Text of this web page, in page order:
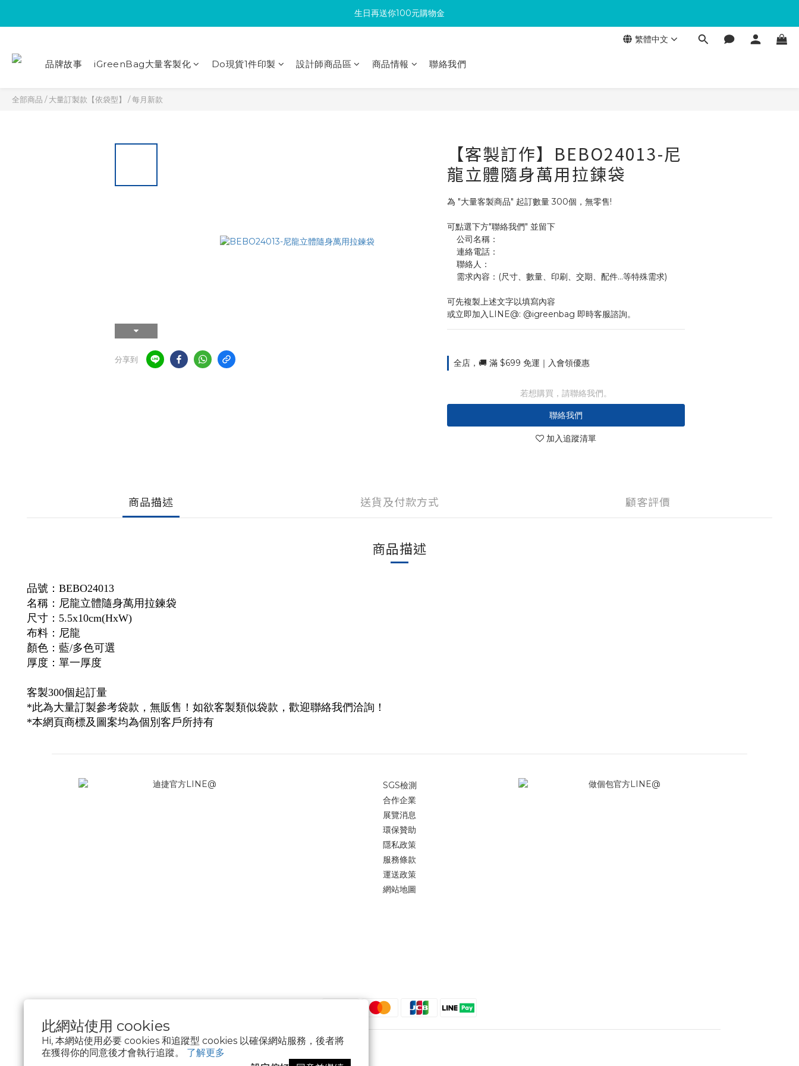
此網站使用 cookies
Hi, 本網站使用必要 cookies 和追蹤型 cookies 以確保網站服務，後者將
在獲得你的同意後才會執行追蹤。 了解更多
滿300回饋10%購物金
生日再送你100元購物金
滿300回饋10%購物金
繁體中文
品牌故事 iGreenBag大量客製化 Do現貨1件印製 設計師商品區 商品情報 聯絡我們
全部商品 /大量訂製款【依袋型】 /每月新款
分享到
【客製訂作】BEBO24013-尼
龍立體隨身萬用拉鍊袋
為 "大量客製商品" 起訂數量 300個，無零售!
可點選下方"聯絡我們" 並留下
    公司名稱：
    連絡電話：
    聯絡人：
    需求內容：(尺寸、數量、印刷、交期、配件...等特殊需求)
可先複製上述文字以填寫內容
或立即加入LINE@: @igreenbag 即時客服諮詢。
全店，🚚 滿 $699 免運｜入會領優惠
若想購買，請聯絡我們。
聯絡我們
加入追蹤清單
商品描述 送貨及付款方式 顧客評價
商品描述
品號： BEBO24013
名稱： 尼龍立體隨身萬用拉鍊袋
尺寸：5.5x10cm(HxW)
布料：尼龍
顏色：藍/多色可選
厚度：單一厚度
客製300個起訂量
*此為大量訂製參考袋款，無販售！如欲客製類似袋款，歡迎聯絡我們洽詢！
*本網頁商標及圖案均為個別客戶所持有
SGS檢測
合作企業
展覽消息
環保贊助
隱私政策
服務條款
運送政策
網站地圖
$ TWD 繁體中文